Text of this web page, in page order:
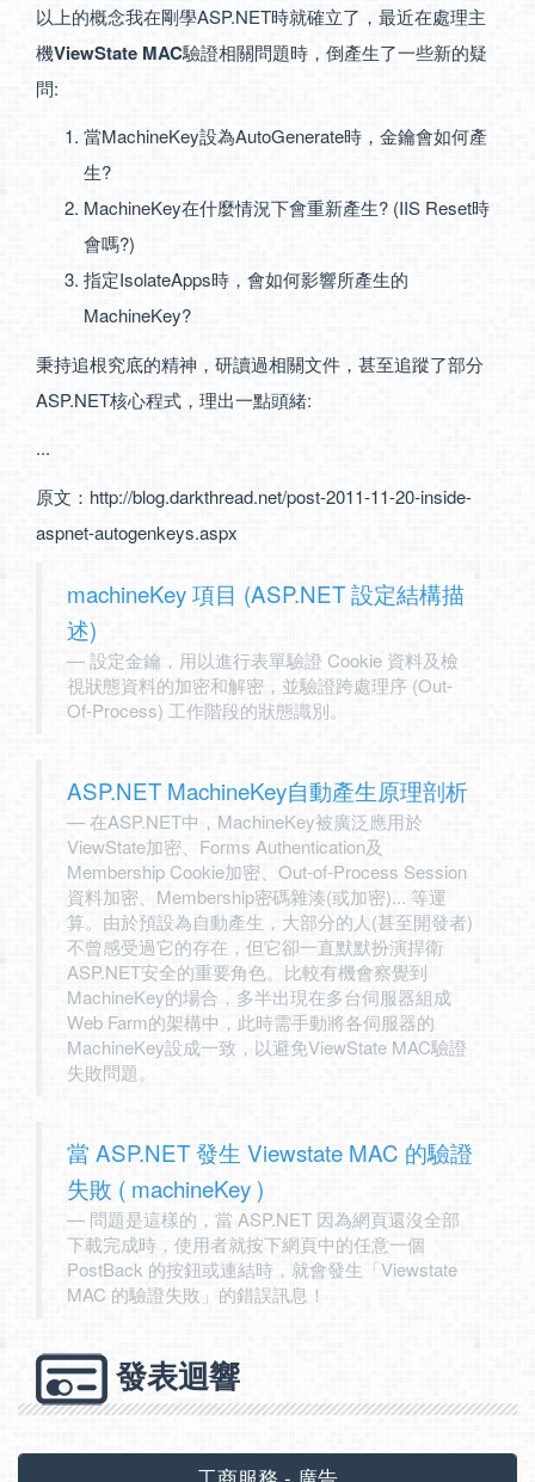
以上的概念我在剛學ASP.NET時就確立了，最近在處理主
機ViewState MAC驗證相關問題時，倒產生了一些新的疑
問:
當MachineKey設為AutoGenerate時，金鑰會如何產
生?
MachineKey在什麼情況下會重新產生? (IIS Reset時
會嗎?)
指定IsolateApps時，會如何影響所產生的
MachineKey?
秉持追根究底的精神，研讀過相關文件，甚至追蹤了部分
ASP.NET核心程式，理出一點頭緒:
...
原文： http://blog.darkthread.net/post-2011-11-20-inside-
aspnet-autogenkeys.aspx
machineKey 項目 (ASP.NET 設定結構描
述)
設定金鑰，用以進行表單驗證 Cookie 資料及檢
視狀態資料的加密和解密，並驗證跨處理序 (Out-
Of-Process) 工作階段的狀態識別。
ASP.NET MachineKey自動產生原理剖析
在ASP.NET中，MachineKey被廣泛應用於
ViewState加密、Forms Authentication及
Membership Cookie加密、Out-of-Process Session
資料加密、Membership密碼雜湊(或加密)... 等運
算。由於預設為自動產生，大部分的人(甚至開發者)
不曾感受過它的存在，但它卻一直默默扮演捍衛
ASP.NET安全的重要角色。比較有機會察覺到
MachineKey的場合，多半出現在多台伺服器組成
Web Farm的架構中，此時需手動將各伺服器的
MachineKey設成一致，以避免ViewState MAC驗證
失敗問題。
當 ASP.NET 發生 Viewstate MAC 的驗證
失敗 ( machineKey )
問題是這樣的，當 ASP.NET 因為網頁還沒全部
下載完成時，使用者就按下網頁中的任意一個
PostBack 的按鈕或連結時，就會發生「Viewstate
MAC 的驗證失敗」的錯誤訊息！
發表迴響
工商服務 - 廣告